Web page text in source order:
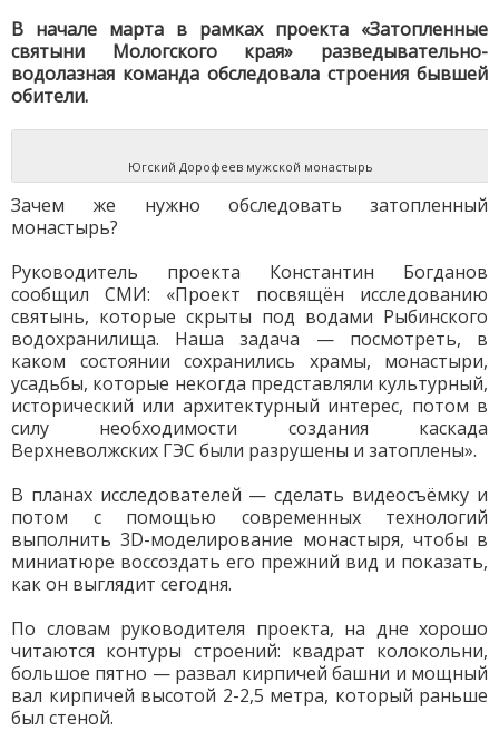
В начале марта в рамках проекта «Затопленные
святыни Мологского края» разведывательно-
водолазная команда обследовала строения бывшей
обители.
Югский Дорофеев мужской монастырь
Зачем же нужно обследовать затопленный
монастырь?
Руководитель проекта Константин Богданов
сообщил СМИ: «Проект посвящён исследованию
святынь, которые скрыты под водами Рыбинского
водохранилища. Наша задача — посмотреть, в
каком состоянии сохранились храмы, монастыри,
усадьбы, которые некогда представляли культурный,
исторический или архитектурный интерес, потом в
силу необходимости создания каскада
Верхневолжских ГЭС были разрушены и затоплены».
В планах исследователей — сделать видеосъёмку и
потом с помощью современных технологий
выполнить 3D-моделирование монастыря, чтобы в
миниатюре воссоздать его прежний вид и показать,
как он выглядит сегодня.
По словам руководителя проекта, на дне хорошо
читаются контуры строений: квадрат колокольни,
большое пятно — развал кирпичей башни и мощный
вал кирпичей высотой 2-2,5 метра, который раньше
был стеной.